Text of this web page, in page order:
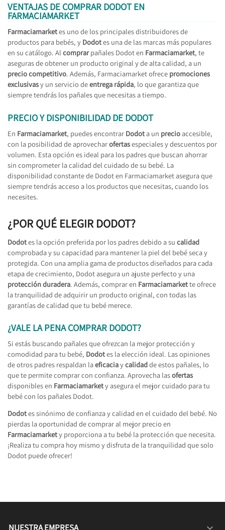
VENTAJAS DE COMPRAR DODOT EN
FARMACIAMARKET
Farmaciamarketes uno de los principales distribuidores de
productos para bebés, y Dodotes una de las marcas más populares
en su catálogo. Al comprarpañales Dodot en Farmaciamarket, te
aseguras de obtener un producto original y de alta calidad, a un
precio competitivo. Además, Farmaciamarket ofrece promociones
exclusivasy un servicio deentrega rápida, lo que garantiza que
siempre tendrás los pañales que necesitas a tiempo.
PRECIO Y DISPONIBILIDAD DE DODOT
En Farmaciamarket, puedes encontrar Dodota un precioaccesible,
con la posibilidad de aprovecharofertasespeciales y descuentos por
volumen. Esta opción es ideal para los padres que buscan ahorrar
sin comprometer la calidad del cuidado de su bebé. La
disponibilidad constante de Dodot en Farmaciamarket asegura que
siempre tendrás acceso a los productos que necesitas, cuando los
necesites.
¿POR QUÉ ELEGIR DODOT?
Dodotes la opción preferida por los padres debido a su calidad
comprobada y su capacidad para mantener la piel del bebé seca y
protegida. Con una amplia gama de productos diseñados para cada
etapa de crecimiento, Dodot asegura un ajuste perfecto y una
protección duradera. Además, comprar en Farmaciamarkette ofrece
la tranquilidad de adquirir un producto original, con todas las
garantías de calidad que tu bebé merece.
¿VALE LA PENA COMPRAR DODOT?
Si estás buscando pañales que ofrezcan la mejor protección y
comodidad para tu bebé, Dodotes la elección ideal. Las opiniones
de otros padres respaldan laeficaciaycalidadde estos pañales, lo
que te permite comprar con confianza. Aprovecha lasofertas
disponibles en Farmaciamarkety asegura el mejor cuidado para tu
bebé con los pañales Dodot.
Dodotes sinónimo de confianza y calidad en el cuidado del bebé. No
pierdas la oportunidad de comprar al mejor precio en
Farmaciamarkety proporciona a tu bebé la protección que necesita.
¡Realiza tu compra hoy mismo y disfruta de la tranquilidad que solo
Dodot puede ofrecer!
NUESTRA EMPRESA